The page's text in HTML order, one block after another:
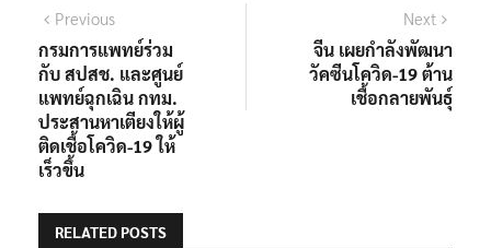
แนะแนว
เรื่อง
PreviousPrevious
post:
กรมการแพทย์ร่วม
กับ สปสช. และศูนย์
แพทย์ฉุกเฉิน กทม.
ประสานหาเตียงให้ผู้
ติดเชื้อโควิด-19 ให้
เร็วขึ้น
Next
post:
จีน เผยกำลังพัฒนา
วัคซีนโควิด-19 ต้าน
เชื้อกลายพันธุ์
RELATED POSTS